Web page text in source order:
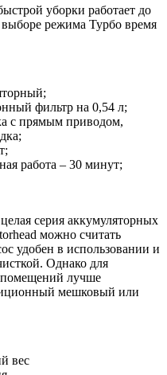
уборки работает до
режима Турбо время
фильтр на 0,54 л;
с прямым приводом,
работа – 30 минут;
серия аккумуляторных
можно считать
удобен в использовании и
Однако для
помещений лучше
мешковый или
вес